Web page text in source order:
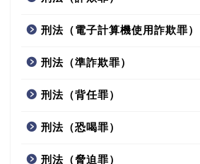
刑法（電子計算機使用詐欺罪）
刑法（準詐欺罪）
刑法（背任罪）
刑法（恐喝罪）
刑法（脅迫罪）